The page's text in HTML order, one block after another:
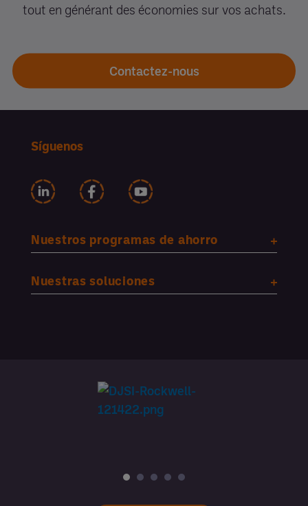
tout en générant des économies sur vos achats.
Contactez-nous
Síguenos
Nuestros programas de ahorro
Nuestras soluciones